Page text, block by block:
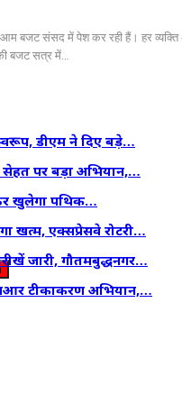
आम बजट संसद में पेश कर रही हैं। हर
बजट सत्र में…
डीएम ने दिए बड़े…
पर बड़ा अभियान,…
खुलेगा पथिक…
खत्म, एक्सप्रेसवे रोटरी…
जारी, गौतमबुद्धनगर…
टीकाकरण अभियान,…